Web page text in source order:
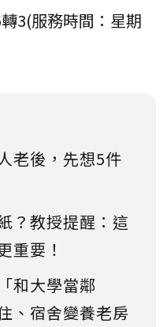
3(服務時間：星期
老後，先想5件
？教授提醒：這
重要！
和大學當鄰
、宿舍變養老房